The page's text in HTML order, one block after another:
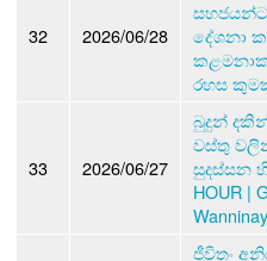
32 2026/06/28
සහජයන්ට
දේශනා
රහස
33 2026/06/27
බුදුන්
වස්තු
සුදස්සන
HOUR |
ජීවිතං